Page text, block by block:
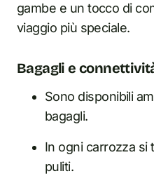
gambe e un tocco di
viaggio più speciale.
Bagagli e
Sono disponibili
bagagli.
In ogni carrozza si
puliti.